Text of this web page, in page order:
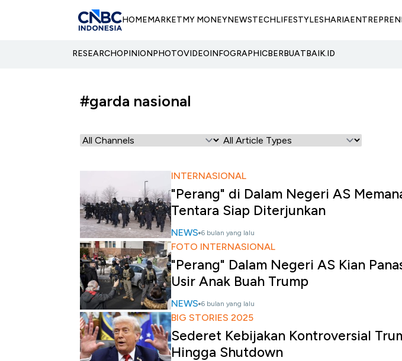
HOMEMARKETMY MONEYNEWSTECHLIFESTYLESHARIA
RESEARCHOPINIONPHOTOVIDEOINFOGRAPHICBERBUATBAIK.ID
#garda nasional
INTERNASIONAL
"Perang" di Dalam Negeri AS
Tentara Siap Diterjunkan
NEWS 6 bulan yang lalu
FOTO INTERNASIONAL
"Perang" Dalam Negeri AS Kian
Usir Anak Buah Trump
NEWS 6 bulan yang lalu
BIG STORIES 2025
Sederet Kebijakan Kontroversial
Hingga Shutdown